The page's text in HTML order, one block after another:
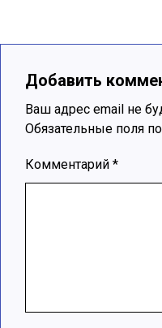
Добавить
Ваш адрес email не
Обязательные поля
Комментарий *